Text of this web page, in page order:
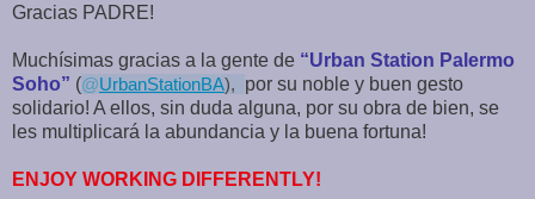
Gracias PADRE!
Muchísimas gracias a la gente de “Urban Station Palermo
Soho” (@UrbanStationBA), por su noble y buen gesto
solidario! A ellos, sin duda alguna, por su obra de bien, se
les multiplicará la abundancia y la buena fortuna!
ENJOY WORKING DIFFERENTLY!